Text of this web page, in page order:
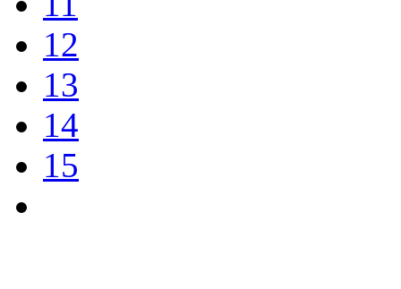
12
13
14
15